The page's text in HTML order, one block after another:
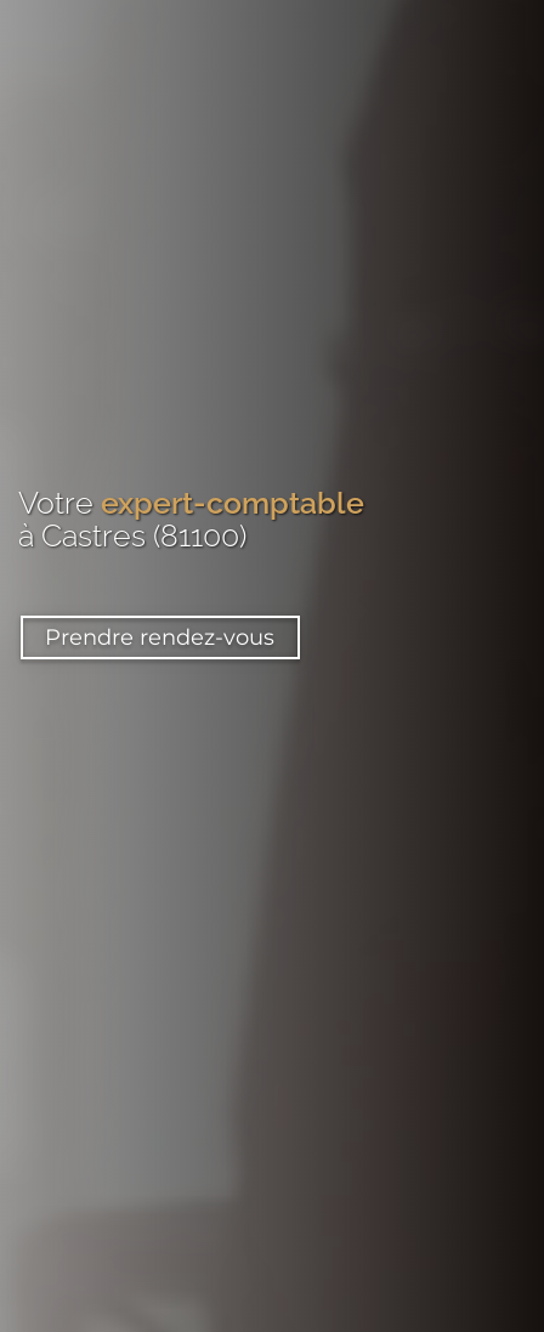
Votre expert-comptable
à Castres (81100)
Prendre rendez-vous